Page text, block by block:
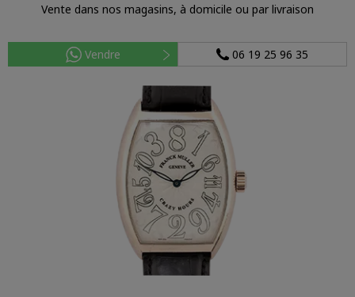
Vente dans nos magasins, à domicile ou par livraison
Vendre 06 19 25 96 35